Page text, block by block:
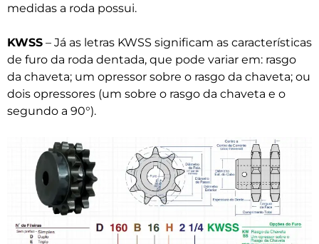
medidas a roda possui.
KWSS – Já as letras KWSS significam as características
de furo da roda dentada, que pode variar em: rasgo
da chaveta; um opressor sobre o rasgo da chaveta; ou
dois opressores (um sobre o rasgo da chaveta e o
segundo a 90°).